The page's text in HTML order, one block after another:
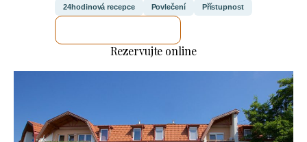
24hodinová recepce Povlečení Přístupnost
Rezervujte online